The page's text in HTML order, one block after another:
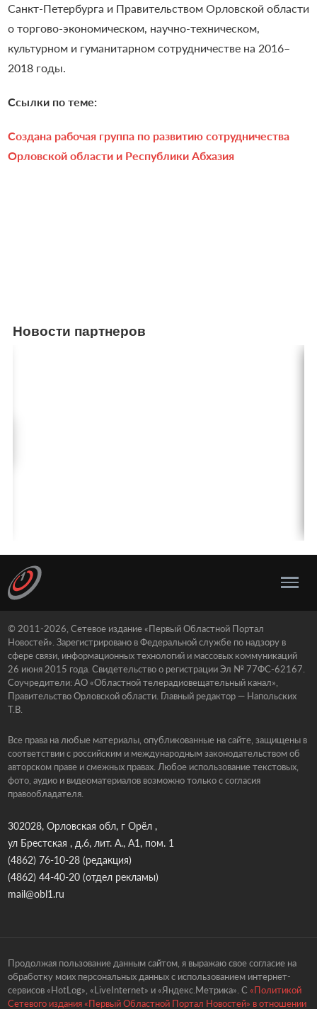
Санкт-Петербурга и Правительством Орловской области
о торгово-экономическом, научно-техническом,
культурном и гуманитарном сотрудничестве на 2016–
2018 годы.
Ссылки по теме:
Создана рабочая группа по развитию сотрудничества
Орловской области и Республики Абхазия
Новости партнеров
© 2011-2026, Сетевое издание «Первый Областной Портал
Новостей». Зарегистрировано в Федеральной службе по надзору в
сфере связи, информационных технологий и массовых коммуникаций
26 июня 2015 года. Свидетельство о регистрации Эл № 77ФС-62167.
Соучредители: АО «Областной телерадиовещательный канал»,
Правительство Орловской области. Главный редактор — Напольских
Т.В.
Все права на любые материалы, опубликованные на сайте, защищены в
соответствии с российским и международным законодательством об
авторском праве и смежных правах. Любое использование текстовых,
фото, аудио и видеоматериалов возможно только с согласия
правообладателя.
302028, Орловская обл, г Орёл ,
ул Брестская , д.6, лит. А., А1, пом. 1
(4862) 76-10-28(редакция)
(4862) 44-40-20(отдел рекламы)
mail@obl1.ru
Продолжая пользование данным сайтом, я выражаю свое согласие на
обработку моих персональных данных с использованием интернет-
сервисов «HotLog», «LiveInternet» и «Яндекс.Метрика». С «Политикой
Сетевого издания «Первый Областной Портал Новостей» в отношении